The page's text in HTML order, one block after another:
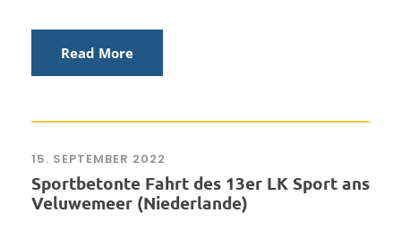
Read More
15. SEPTEMBER 2022
Sportbetonte Fahrt des 13er LK Sport ans
Veluwemeer (Niederlande)